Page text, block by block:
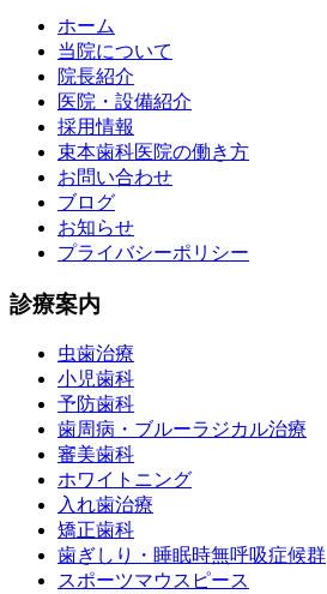
ホーム
当院について
院長紹介
医院・設備紹介
採用情報
束本歯科医院の働き方
お問い合わせ
ブログ
お知らせ
プライバシーポリシー
診療案内
虫歯治療
小児歯科
予防歯科
歯周病・ブルーラジカル治療
審美歯科
ホワイトニング
入れ歯治療
矯正歯科
歯ぎしり・睡眠時無呼吸症候群
スポーツマウスピース